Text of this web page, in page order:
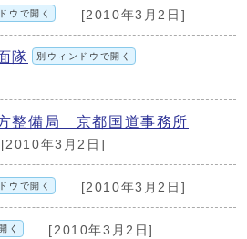
ウで開く [2010年3月2日]
隊 別ウィンドウで開く
整備局 京都国道事務所
[2010年3月2日]
ウで開く [2010年3月2日]
く [2010年3月2日]